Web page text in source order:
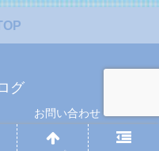
グ
お問い合わせ
ブログ .